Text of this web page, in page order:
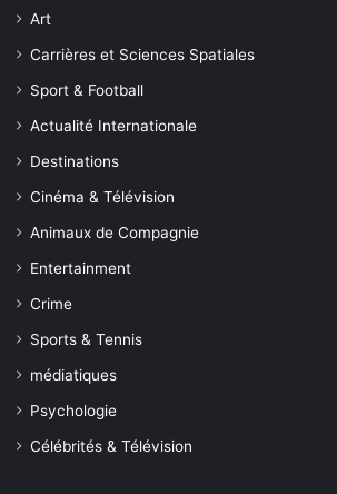
Art
Carrières et Sciences Spatiales
Sport & Football
Actualité Internationale
Destinations
Cinéma & Télévision
Animaux de Compagnie
Entertainment
Crime
Sports & Tennis
médiatiques
Psychologie
Célébrités & Télévision